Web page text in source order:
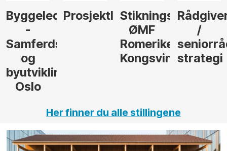
ProsjektlederStikningsingeniør
Kongsvinger
Rådgiver
/
seniorrådgiver
strategi
til
i Gulen
Her finner du alle stillingene